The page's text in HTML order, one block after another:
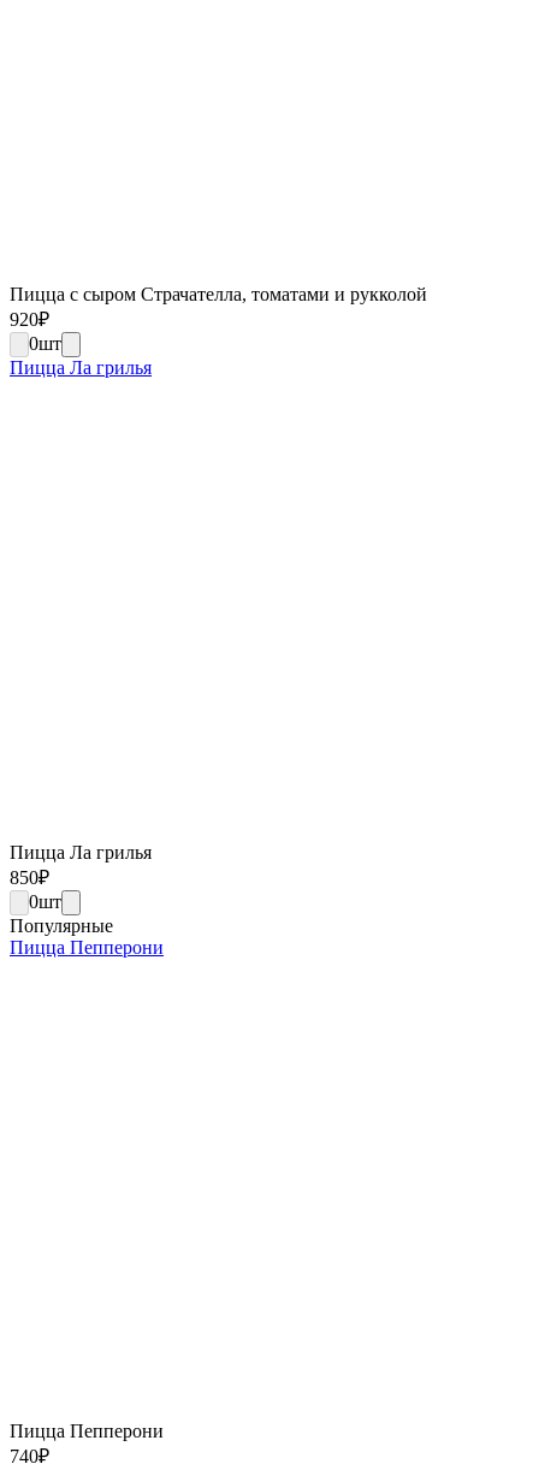
Пицца с сыром Страчателла, томатами и рукколой
920₽
0шт
Пицца Ла грилья
Пицца Ла грилья
850₽
0шт
Популярные
Пицца Пепперони
Пицца Пепперони
740₽